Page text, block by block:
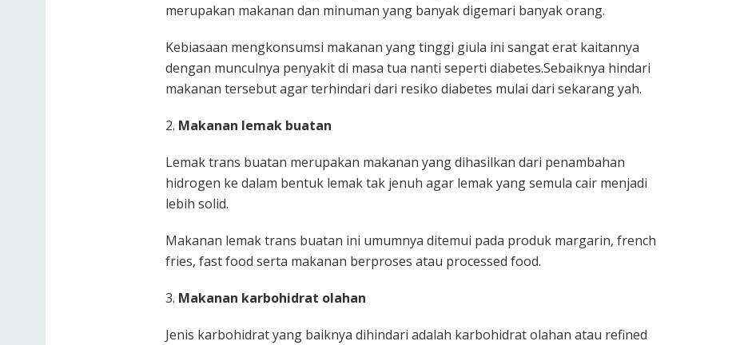
merupakan makanan dan minuman yang banyak digemari banyak orang.
Kebiasaan mengkonsumsi makanan yang tinggi giula ini sangat erat kaitannya
dengan munculnya penyakit di masa tua nanti seperti diabetes.Sebaiknya hindari
makanan tersebut agar terhindari dari resiko diabetes mulai dari sekarang yah.
2. Makanan lemak buatan
Lemak trans buatan merupakan makanan yang dihasilkan dari penambahan
hidrogen ke dalam bentuk lemak tak jenuh agar lemak yang semula cair menjadi
lebih solid.
Makanan lemak trans buatan ini umumnya ditemui pada produk margarin, french
fries, fast food serta makanan berproses atau processed food.
3. Makanan karbohidrat olahan
Jenis karbohidrat yang baiknya dihindari adalah karbohidrat olahan atau refined